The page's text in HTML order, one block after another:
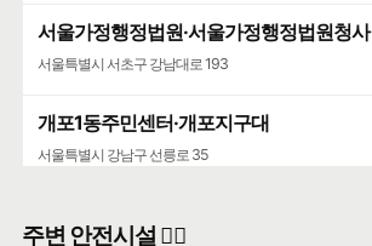
서울가정행정법원·서울가정행정법원청사
서울특별시 서초구 강남대로 193
개포1동주민센터·개포지구대
서울특별시 강남구 선릉로 35
주변 안전시설 👮‍♀️